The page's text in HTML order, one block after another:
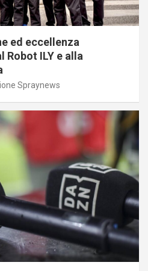
ed eccellenza
Robot ILY e alla
Spraynews